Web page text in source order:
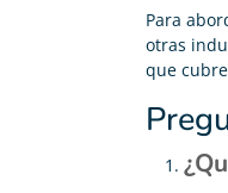
Para
otras
que